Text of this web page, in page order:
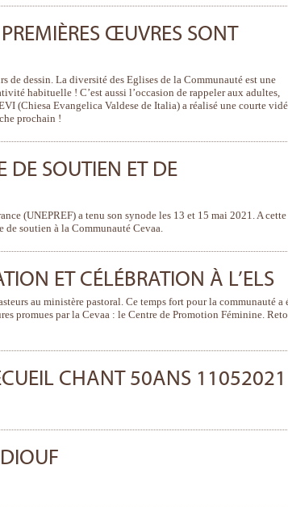
ŒUVRES SONT
de dessin. La diversité des Eglises de la Communauté est une
habituelle ! C’est aussi l’occasion de rappeler aux adultes,
(Chiesa Evangelica Valdese de Italia) a réalisé une courte
prochain !
DE SOUTIEN ET DE
(UNEPREF) a tenu son synode les 13 et 15 mai 2021. A cette
de soutien à la Communauté Cevaa.
ET CÉLÉBRATION À L’ELS
au ministère pastoral. Ce temps fort pour la communauté a
promues par la Cevaa : le Centre de Promotion Féminine.
CHANT 50ANS 11052021